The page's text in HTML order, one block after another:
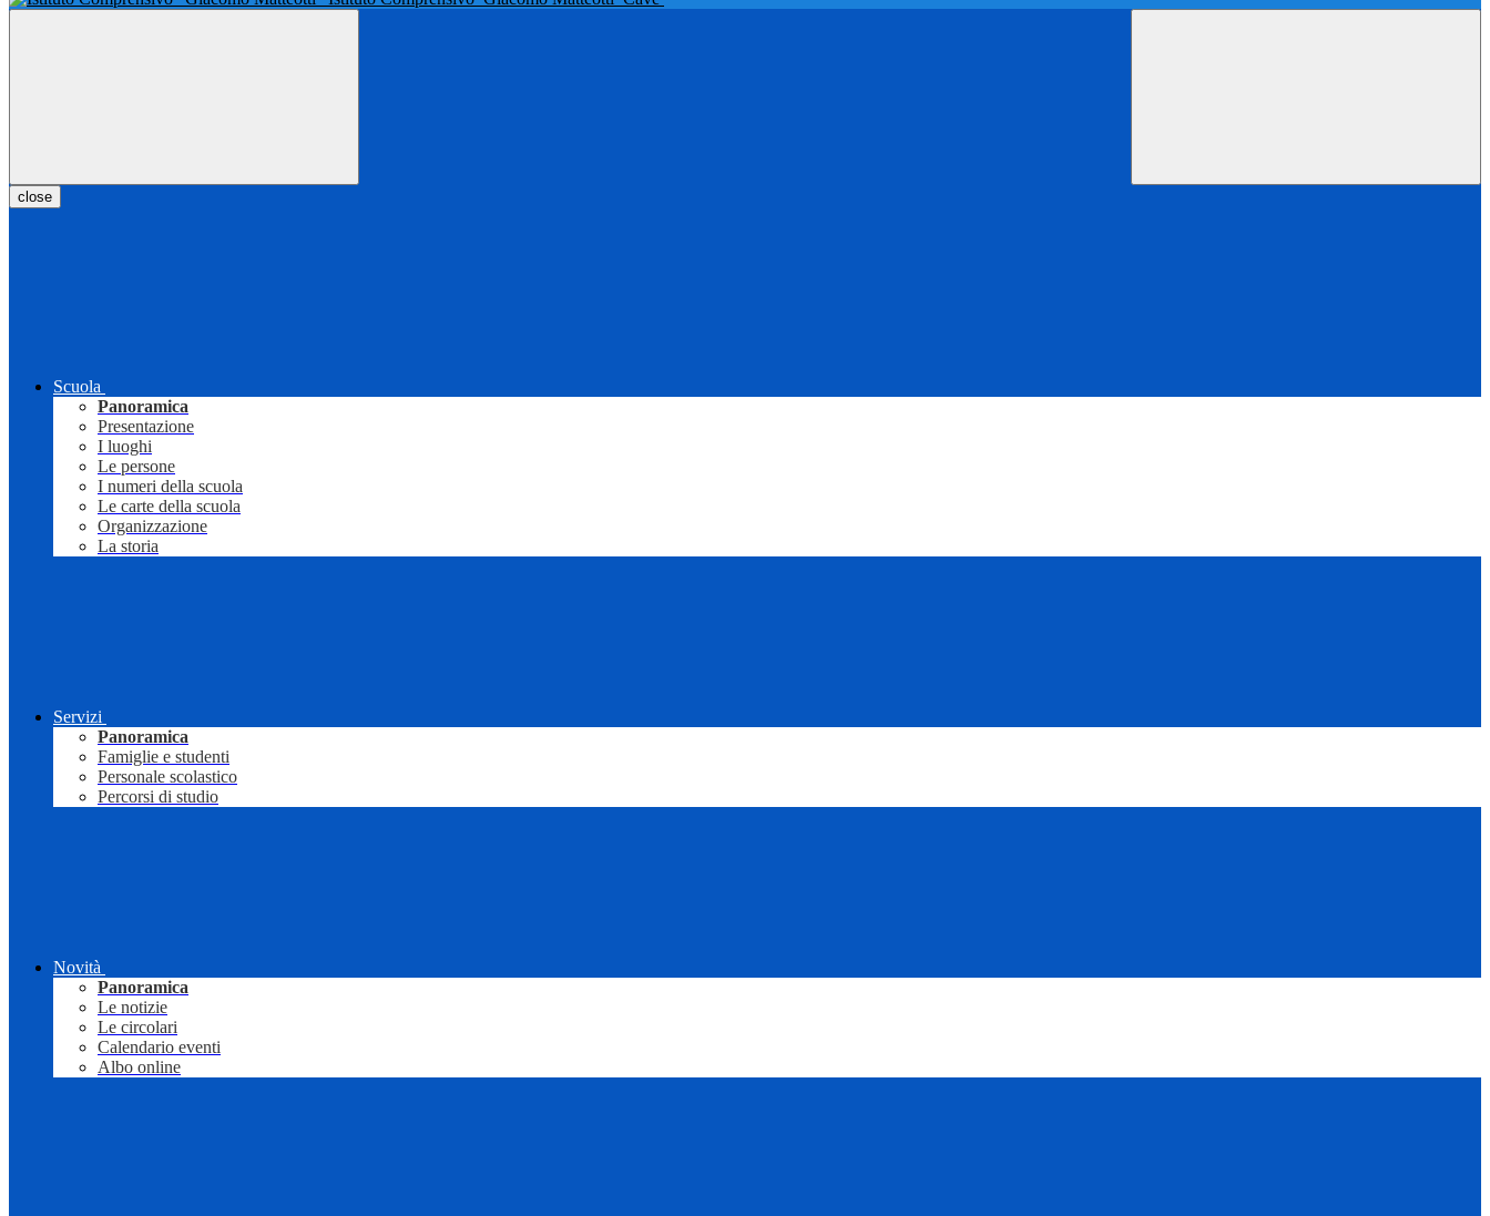
close
Scuola
Panoramica
Presentazione
I luoghi
Le persone
I numeri della scuola
Le carte della scuola
Organizzazione
La storia
Servizi
Panoramica
Famiglie e studenti
Personale scolastico
Percorsi di studio
Novità
Panoramica
Le notizie
Le circolari
Calendario eventi
Albo online